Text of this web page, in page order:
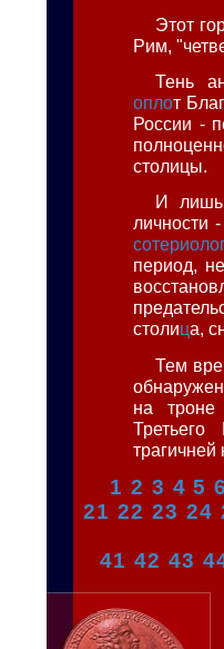
Этот
Рим,
Тень
оплот
России -
столицы.
И лишь
личности
период,
столица,
Тем
на троне
трагичней
1 2 3 4 5 6
21 22 23 24
41 42 43